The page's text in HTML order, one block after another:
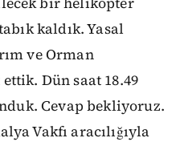
kaldık. Yasal
ve Orman
Dün saat 18.49
Cevap bekliyoruz.
Vakfı aracılığıyla